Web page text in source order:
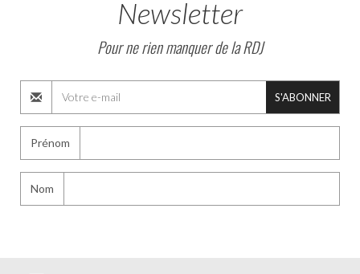
Newsletter
Pour ne rien manquer de la RDJ
S'ABONNER
Prénom
Nom